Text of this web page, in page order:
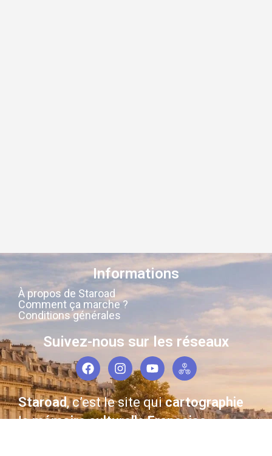
Informations
À propos de Staroad
Comment ça marche ?
Conditions générales
Suivez-nous sur les réseaux
Staroad, c’est le site quicartographie
lamémoire culturelle Française.